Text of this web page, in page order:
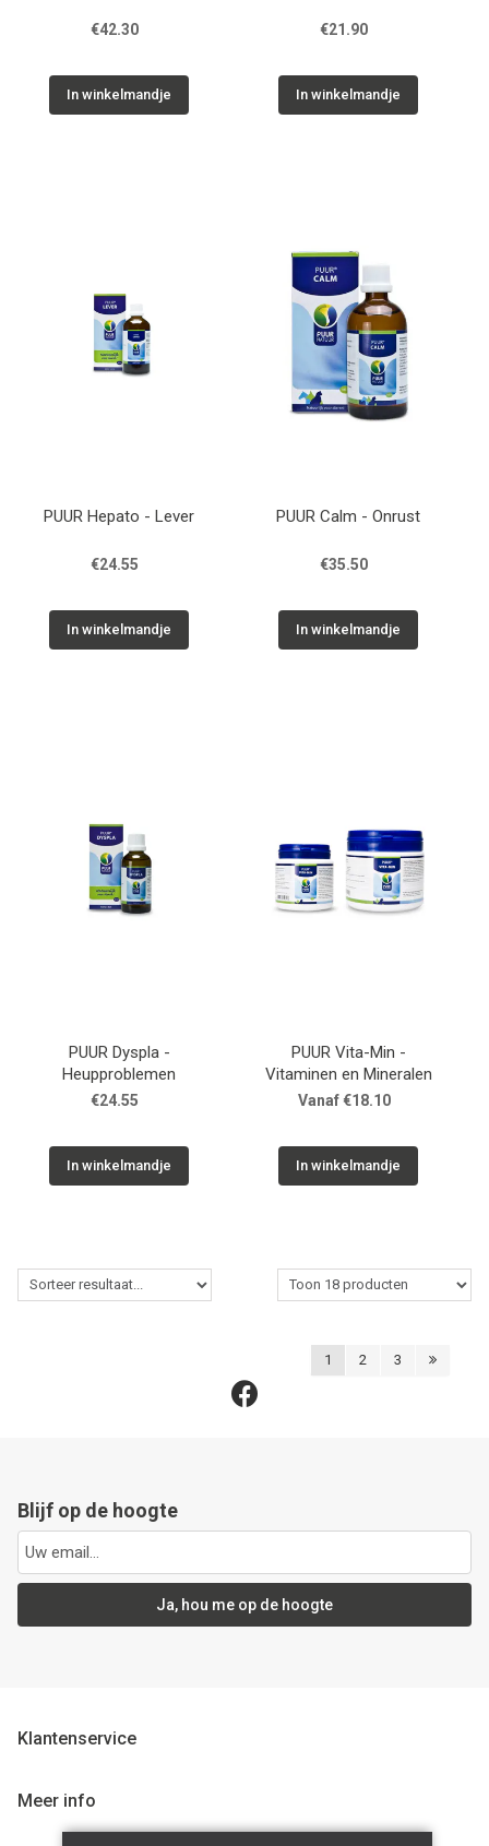
€42.30
In winkelmandje
€21.90
In winkelmandje
PUUR Hepato - Lever
€24.55
In winkelmandje
PUUR Calm - Onrust
€35.50
In winkelmandje
PUUR Dyspla -
Heupproblemen
€24.55
In winkelmandje
PUUR Vita-Min -
Vitaminen en Mineralen
Vanaf €18.10
In winkelmandje
1 2 3
Blijf op de hoogte
Ja, hou me op de hoogte
Klantenservice
Meer info